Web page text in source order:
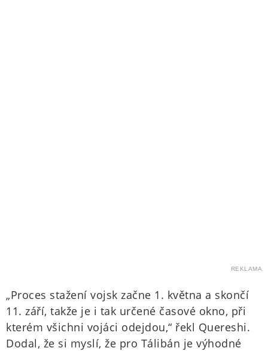
REKLAMA
„Proces stažení vojsk začne 1. května a skončí
11. září, takže je i tak určené časové okno, při
kterém všichni vojáci odejdou,“ řekl Quereshi.
Dodal, že si myslí, že pro Tálibán je výhodné